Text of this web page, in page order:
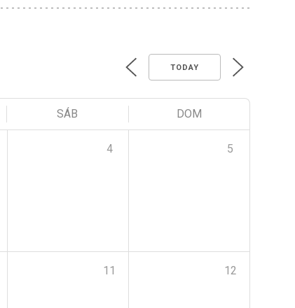
TODAY
SÁB DOM
4 5
11 12